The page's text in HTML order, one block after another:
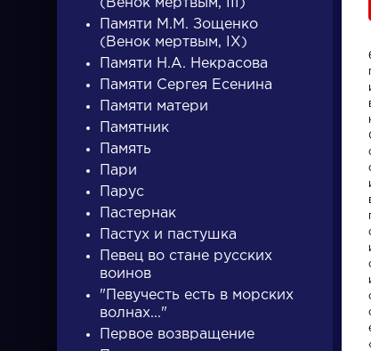
ПИСАТЕЛИ
Произведения
Гусар
Ода
(Венок мертвым, III)
Памяти М.М. Зощенко
(Венок мертвым, IX)
Памяти Н.А. Некрасова
Памяти Сергея Есенина
Памяти матери
Памятник
Память
Пари
Парус
Пастернак
Пастух и пастушка
Певец во стане русских
воинов
"Певучесть есть в морских
волнах..."
Первое возвращение